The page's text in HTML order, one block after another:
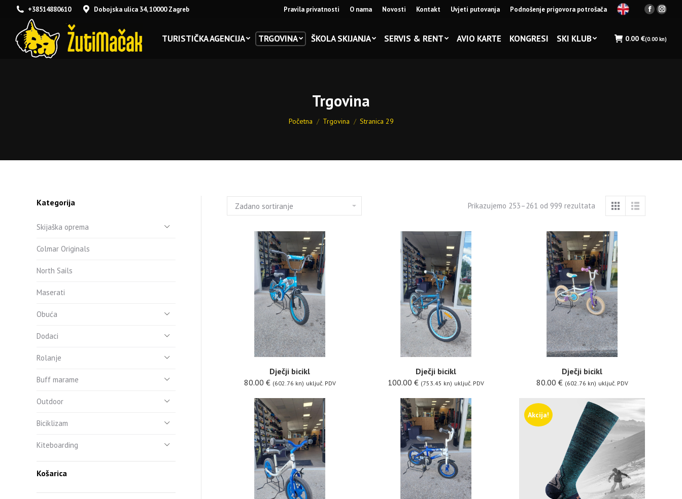
+38514880610 Dobojska ulica 34, 10000 Zagreb Pravila privatnosti O nama Novosti Kontakt Uvjeti putovanja Podnošenje prigovora potrošača
Facebook
in
in
TURISTIČKA AGENCIJA TRGOVINA ŠKOLA SKIJANJA SERVIS & RENT AVIO KARTE KONGRESI SKI KLUB 0.00 €(0.00 kn)
Trgovina
You are here:
Početna Trgovina Stranica 29
Prikazujemo 253–261 od 999 rezultata
Dječji bicikl
80.00 € (602.76 kn) uključ. PDV
Dječji bicikl
100.00 € (753.45 kn) uključ. PDV
Dječji bicikl
80.00 € (602.76 kn) uključ. PDV
Akcija!
Kategorija
Skijaška oprema
Colmar Originals
North Sails
Maserati
Obuća
Dodaci
Rolanje
Buff marame
Outdoor
Biciklizam
Kiteboarding
Košarica